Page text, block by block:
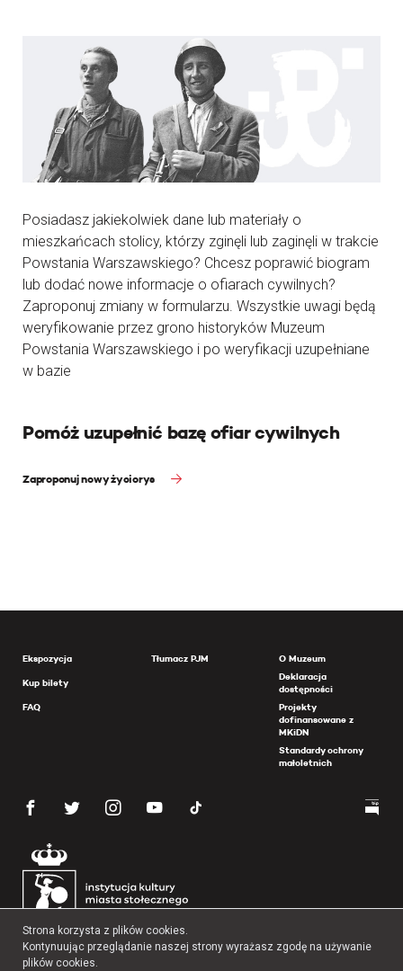
Posiadasz jakiekolwiek dane lub materiały o
mieszkańcach stolicy, którzy zginęli lub zaginęli w trakcie
Powstania Warszawskiego? Chcesz poprawić biogram
lub dodać nowe informacje o ofiarach cywilnych?
Zaproponuj zmiany w formularzu. Wszystkie uwagi będą
weryfikowanie przez grono historyków Muzeum
Powstania Warszawskiego i po weryfikacji uzupełniane
w bazie
Pomóż uzupełnić bazę ofiar cywilnych
Zaproponuj nowy życiorys
Ekspozycja
Kup bilety
FAQ
Tłumacz PJM
O Muzeum
Deklaracja
dostępności
Projekty
dofinansowane z
MKiDN
Standardy ochrony
małoletnich
Strona korzysta z plików cookies.
Kontynuując przeglądanie naszej strony wyrażasz zgodę na używanie
plików cookies.